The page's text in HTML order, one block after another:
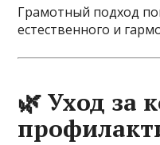
Грамотный подход
естественного и
🌿 Уход за